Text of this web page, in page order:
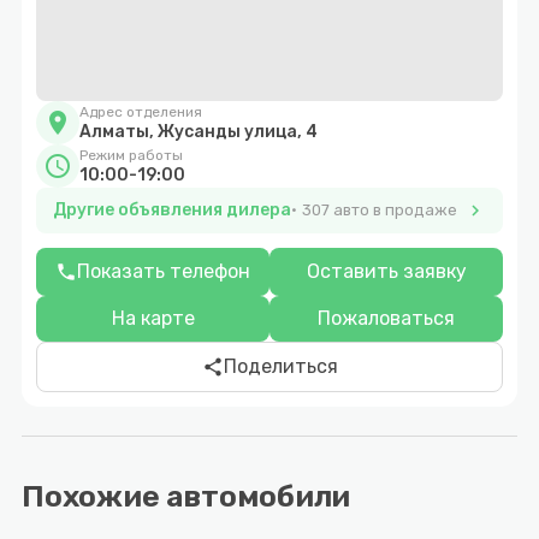
location_on Адрес отделения
Алматы, Жусанды улица, 4
schedule Режим работы
10:00-19:00
Другие объявления дилера
307 авто в продаже chevron_right
phoneПоказать телефон Оставить заявку
На карте Пожаловаться
shareПоделиться
Похожие автомобили